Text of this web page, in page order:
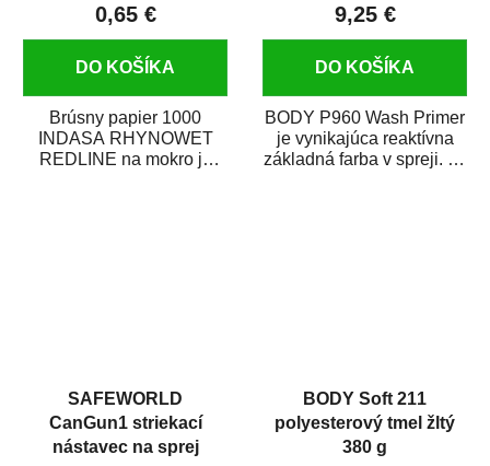
0,65 €
DO KOŠÍKA
Brúsny papier 1000
INDASA RHYNOWET
REDLINE na mokro je
9,25 €
DO KOŠÍKA
BODY P960 Wash Primer
je vynikajúca reaktívna
základná farba v spreji. Je
SAFEWORLD
CanGun1 striekací
nástavec na sprej
BODY Soft 211
polyesterový tmel žltý
380 g